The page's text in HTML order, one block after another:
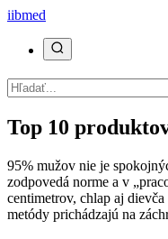
iibmed
Top 10
95% mužov nie je
zodpovedá norme a v
centimetrov, chlap aj
metódy prichádzajú na